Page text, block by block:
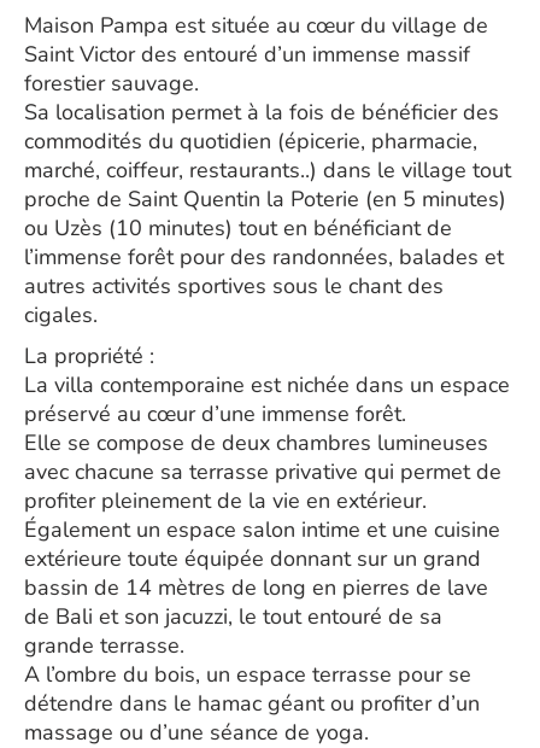
Maison Pampa est située au cœur du village de
Saint Victor des entouré d’un immense massif
forestier sauvage.
Sa localisation permet à la fois de bénéficier des
commodités du quotidien (épicerie, pharmacie,
marché, coiffeur, restaurants..) dans le village tout
proche de Saint Quentin la Poterie (en 5 minutes)
ou Uzès (10 minutes) tout en bénéficiant de
l’immense forêt pour des randonnées, balades et
autres activités sportives sous le chant des
cigales.
La propriété :
La villa contemporaine est nichée dans un espace
préservé au cœur d’une immense forêt.
Elle se compose de deux chambres lumineuses
avec chacune sa terrasse privative qui permet de
profiter pleinement de la vie en extérieur.
Également un espace salon intime et une cuisine
extérieure toute équipée donnant sur un grand
bassin de 14 mètres de long en pierres de lave
de Bali et son jacuzzi, le tout entouré de sa
grande terrasse.
A l’ombre du bois, un espace terrasse pour se
détendre dans le hamac géant ou profiter d’un
massage ou d’une séance de yoga.